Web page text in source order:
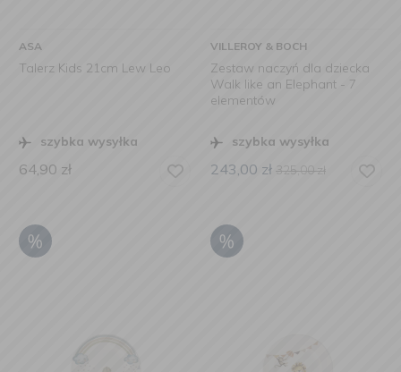
ASA
Talerz Kids 21cm Lew Leo
szybka wysyłka
64,90 zł
VILLEROY & BOCH
Zestaw naczyń dla dziecka
Walk like an Elephant - 7
elementów
szybka wysyłka
243,00 zł 325,00zł